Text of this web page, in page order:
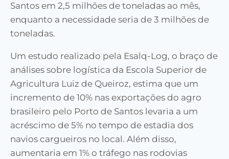
Santos em 2,5 milhões de toneladas ao mês,
enquanto a necessidade seria de 3 milhões de
toneladas.
Um estudo realizado pela Esalq-Log, o braço de
análises sobre logística da Escola Superior de
Agricultura Luiz de Queiroz, estima que um
incremento de 10% nas exportações do agro
brasileiro pelo Porto de Santos levaria a um
acréscimo de 5% no tempo de estadia dos
navios cargueiros no local. Além disso,
aumentaria em 1% o tráfego nas rodovias